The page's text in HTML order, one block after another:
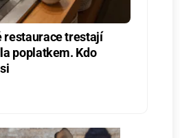
restaurace trestají
poplatkem. Kdo